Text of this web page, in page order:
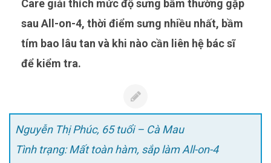
Care giải thích mức độ sưng bầm thường gặp
sau All-on-4, thời điểm sưng nhiều nhất, bầm
tím bao lâu tan và khi nào cần liên hệ bác sĩ
để kiểm tra.
Nguyễn Thị Phúc, 65 tuổi – Cà Mau
Tình trạng: Mất toàn hàm, sắp làm All-on-4